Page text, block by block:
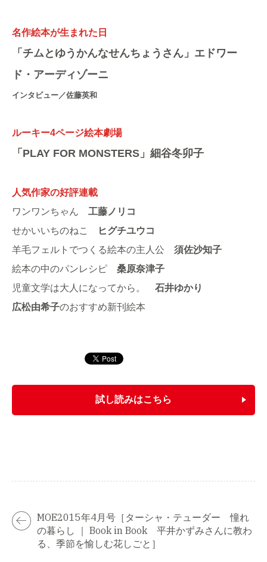
名作絵本が生まれた日
「チムとゆうかんなせんちょうさん」エドワー
ド・アーディゾーニ
インタビュー／佐藤英和
ルーキー4ページ絵本劇場
「PLAY FOR MONSTERS」細谷冬卯子
人気作家の好評連載
ワンワンちゃん 工藤ノリコ
せかいいちのねこ
ヒグチユウコ
羊毛フェルトでつくる絵本の主人公 須佐沙知子
絵本の中のパンレシピ 桑原奈津子
児童文学は大人になってから。 石井ゆかり
広松由希子のおすすめ新刊絵本
試し読みはこちら
MOE2015年4月号［ターシャ・テューダー 憧れ
の暮らし ｜ Book in Book 平井かずみさんに教わ
る、季節を愉しむ花しごと］